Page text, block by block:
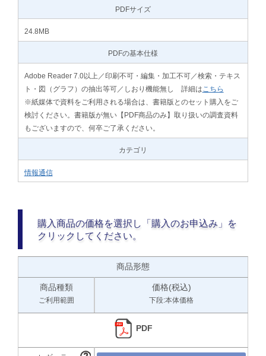
PDFサイズ
24.8MB
PDFの基本仕様
Adobe Reader 7.0以上／印刷不可・編集・加工不可／検索・テキス
ト・図（グラフ）の抽出等可／しおり機能無し 詳細は こちら
※紙媒体で資料をご利用される場合は、書籍版とのセット購入をご
検討ください。書籍版が無い【PDF商品のみ】取り扱いの調査資料
もございますので、何卒ご了承ください。
カテゴリ
情報通信
購入商品の価格を選択し「購入のお申込み」を
クリックしてください。
商品形態
商品種類
ご利用範囲
価格(税込)
下段:本体価格
PDF